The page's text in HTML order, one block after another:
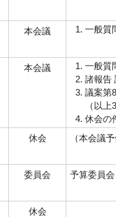
本会議 一般質
本会議
一般質
諸報告
議案第
（以
休会の
休会 （本会議予
委員会 予算委員会
休会